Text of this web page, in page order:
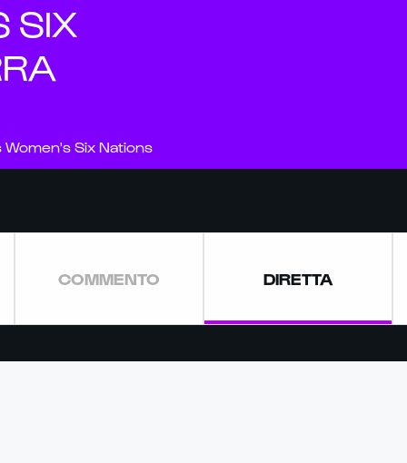
SIX
Six Nations
COMMENTO DIRETTA